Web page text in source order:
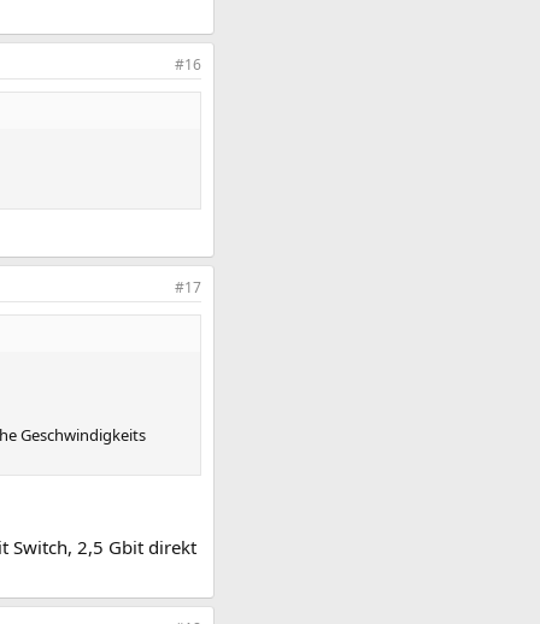
#16
#17
Geschwindigkeits
Switch, 2,5 Gbit direkt